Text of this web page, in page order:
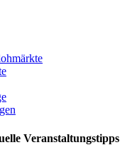
Veranstaltungstipps